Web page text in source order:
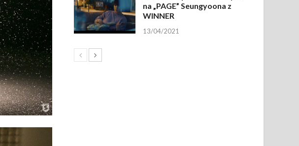
na „PAGE” Seungyoona z
WINNER
13/04/2021